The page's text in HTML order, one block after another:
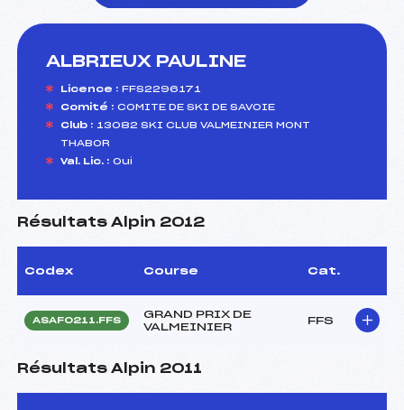
ALBRIEUX PAULINE
Licence : FFS2296171
Comité : COMITE DE SKI DE SAVOIE
Club : 13082 SKI CLUB VALMEINIER MONT
THABOR
Val. Lic. : Oui
Résultats Alpin 2012
Codex Course Cat.
ASAF0211.FFS
GRAND PRIX DE
VALMEINIER
FFS
Résultats Alpin 2011